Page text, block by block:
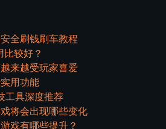
全刷钱刷车教程
较好？
来越受玩家喜爱
用功能
工具深度推荐
将会出现哪些变化
戏有哪些提升？